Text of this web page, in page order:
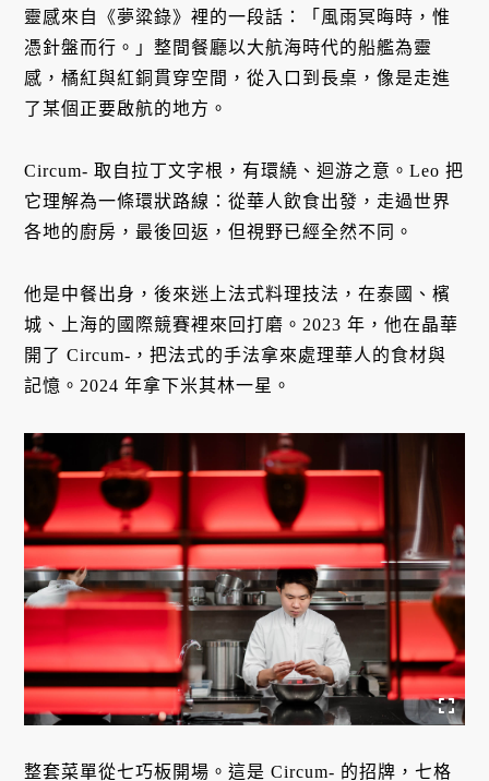
靈感來自《夢粱錄》裡的一段話：「風雨冥晦時，惟
憑針盤而行。」整間餐廳以大航海時代的船艦為靈
感，橘紅與紅銅貫穿空間，從入口到長桌，像是走進
了某個正要啟航的地方。
Circum- 取自拉丁文字根，有環繞、迴游之意。Leo 把
它理解為一條環狀路線：從華人飲食出發，走過世界
各地的廚房，最後回返，但視野已經全然不同。
他是中餐出身，後來迷上法式料理技法，在泰國、檳
城、上海的國際競賽裡來回打磨。2023 年，他在晶華
開了 Circum-，把法式的手法拿來處理華人的食材與
記憶。2024 年拿下米其林一星。
整套菜單從七巧板開場。這是 Circum- 的招牌，七格